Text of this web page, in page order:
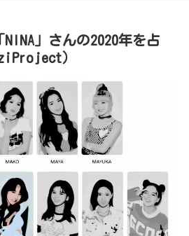
」さんの2020年を占
）